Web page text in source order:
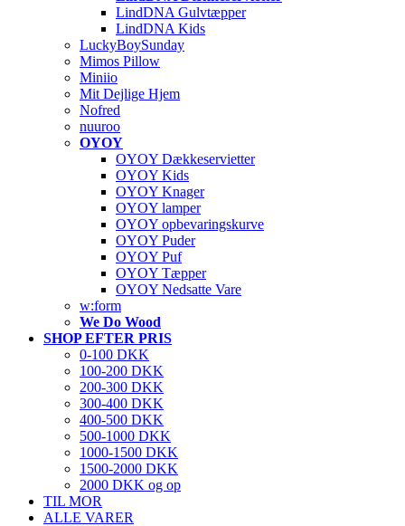
LindDNA Gulvtæpper
LindDNA Kids
LuckyBoySunday
Mimos Pillow
Miniio
Mit Dejlige Hjem
Nofred
nuuroo
OYOY
OYOY Dækkeservietter
OYOY Kids
OYOY Knager
OYOY lamper
OYOY opbevaringskurve
OYOY Puder
OYOY Puf
OYOY Tæpper
OYOY Nedsatte Vare
w:form
We Do Wood
SHOP EFTER PRIS
0-100 DKK
100-200 DKK
200-300 DKK
300-400 DKK
400-500 DKK
500-1000 DKK
1000-1500 DKK
1500-2000 DKK
2000 DKK og op
TIL MOR
ALLE VARER